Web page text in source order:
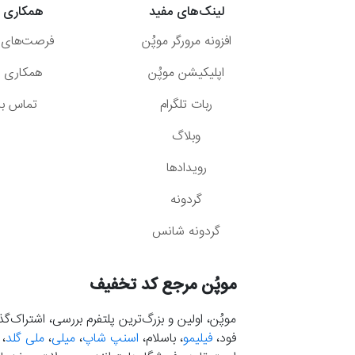
لینک‌های مفید
افزونه مرورگر موپُن
اپلیکیشن موپُن
ربات تلگرام
وبلاگ
رویدادها
گردونه
گردونه شانس
همکاری
همکاری
تماس
موپُن مرجع کد تخفیف
موپُن، اولین و بزرگ‌ترین پلتفرم بررسی،
فود، فیلیمو، باسلام، اسنپ شاپ، میلی، ملی گلد